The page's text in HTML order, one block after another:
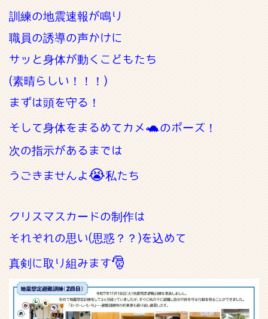
訓練の地震速報が鳴り
職員の誘導の声かけに
サッと身体が動くこどもたち
(素晴らしい！！！)
まずは頭を守る！
そして身体をまるめてカメ 🐢のポーズ！
次の指示があるまでは
うごきませんよ 😭私たち
クリスマスカードの制作は
それぞれの思い(思惑？？)を込めて
真剣に取り組みます🎅